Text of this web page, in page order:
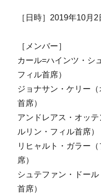
［日時］2019年10月
［メンバー］
カール=ハインツ・シ
フィル首席）
ジョナサン・ケリー
首席）
アンドレアス・オッ
ルリン・フィル首席）
リヒャルト・ガラー
席）
シュテファン・ドー
首席）